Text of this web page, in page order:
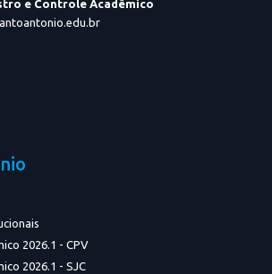
e Controle Acadêmico
2026.1 - CPV
2026.1 - SJC